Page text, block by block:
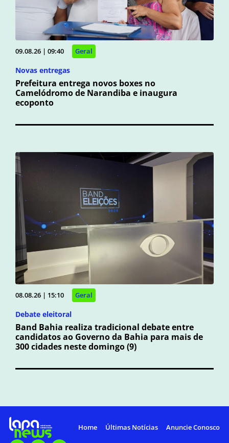
09.08.26 | 09:40 Geral
Novas entregas
Prefeitura entrega novos boxes no
Camelódromo de Narandiba e inaugura
ecoponto
08.08.26 | 15:10 Geral
Debate eleitoral
Band Bahia realiza tradicional debate entre
candidatos ao Governo da Bahia para mais de
300 cidades neste domingo (9)
Home Últimas Notícias Anuncie Conosco